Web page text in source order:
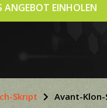
ANGEBOT EINHOLEN
Skript Avant-Klon-